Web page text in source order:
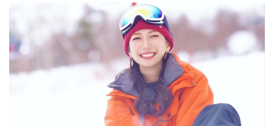
テルなら【ヒルトン東京お台
場】
ハイティーは夕食も兼ねてお召しあ
がりいただけるよう、ジンギスカン
風に仕上げた北海道産スペアリブや
蝦夷鹿のテリーヌ、トウモロコシの
ガレットなど、お酒にも合わせやす
いセイボリーの数々をご用意いたし
ました。土日祝日はアルコールもお
好きなだけお楽しみいただけます♪